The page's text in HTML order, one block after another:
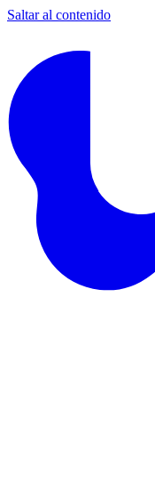
Saltar al contenido